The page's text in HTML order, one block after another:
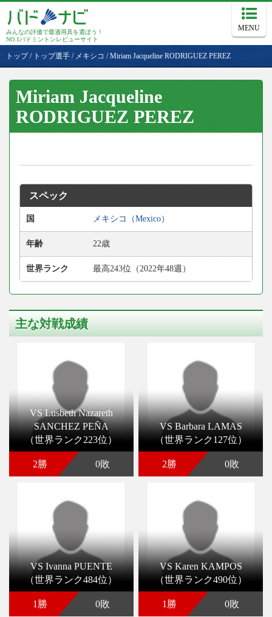
みんなの評価で最適用具を選ぼう！
NO.1バドミントンレビューサイト
MENU
トップ/ トップ選手 / メキシコ /Miriam Jacqueline RODRIGUEZ PEREZ
Miriam Jacqueline
RODRIGUEZ PEREZ
スペック
国 メキシコ（Mexico）
年齢 22歳
世界ランク 最高243位（2022年48週）
主な対戦成績
VS Lusbeth Nazareth
SANCHEZ PEÑA
（世界ランク223位）
2勝 0敗
VS Barbara LAMAS
（世界ランク127位）
2勝 0敗
VS Ivanna PUENTE
（世界ランク484位）
1勝 0敗
VS Karen KAMPOS
（世界ランク490位）
1勝 0敗